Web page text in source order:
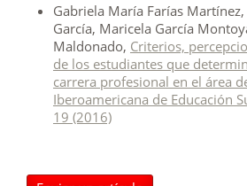
Gabriela María Farías
García, Maricela García
Maldonado, Criterios,
de los estudiantes que
carrera profesional en el área
Iberoamericana de Educación
19 (2016)